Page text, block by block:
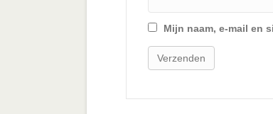
Mijn naam, e-mail en